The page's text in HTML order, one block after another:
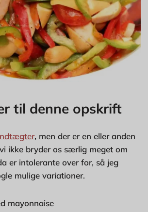
til denne opskrift
, men der er en eller anden
ikke bryder os særlig meget om
er intolerante over for, så jeg
mulige variationer.
mayonnaise